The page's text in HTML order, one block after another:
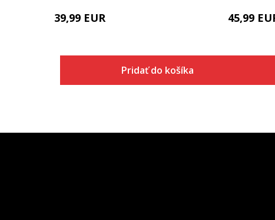
39,99 EUR
Pridať do košíka
45,99